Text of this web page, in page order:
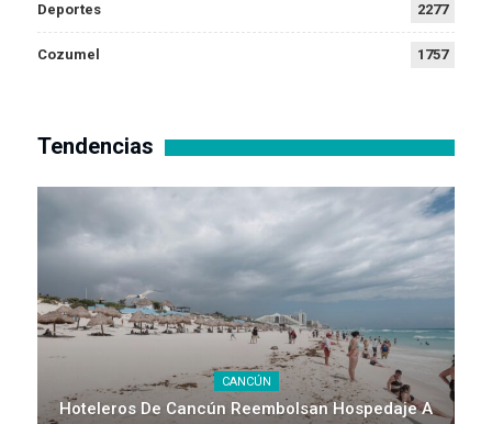
Deportes 2277
Cozumel 1757
Tendencias
CANCÚN
Hoteleros De Cancún Reembolsan Hospedaje A